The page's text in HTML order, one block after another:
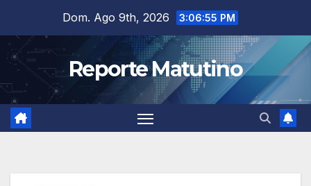
contenido
Dom. Ago 9th, 2026 3:06:56 PM
Reporte Matutino